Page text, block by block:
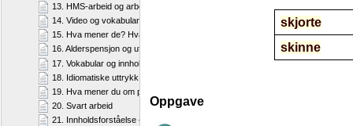
skjorte
skinne
Oppgave
13. HMS-arbeid og arbeidsmiljøloven
14. Video og vokabular – "HMS-arbeid og arbeidsmiljøloven"
15. Hva mener de? Hva mener du?
16. Alderspensjon og uførepensjon
17. Vokabular og innholdsforståelse – "Alderspensjon og uførepensjon"
18. Idiomatiske uttrykk
19. Hva mener du om påstandene?
20. Svart arbeid
21. Innholdsforståelse – "Svart arbeid"